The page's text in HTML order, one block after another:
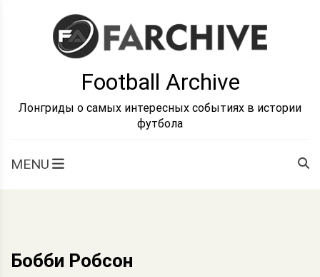
Football Archive
Лонгриды о самых интересных событиях в истории
футбола
MENU
Бобби Робсон